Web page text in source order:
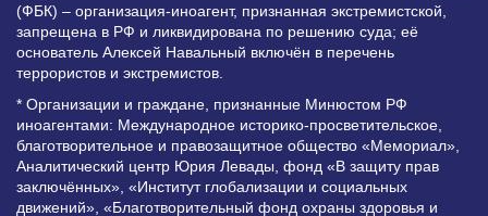
(ФБК) – организация-иноагент, признанная экстремистской,
запрещена в РФ и ликвидирована по решению суда; её
основатель Алексей Навальный включён в перечень
террористов и экстремистов.
* Организации и граждане, признанные Минюстом РФ
иноагентами: Международное историко-просветительское,
благотворительное и правозащитное общество «Мемориал»,
Аналитический центр Юрия Левады, фонд «В защиту прав
заключённых», «Институт глобализации и социальных
движений», «Благотворительный фонд охраны здоровья и